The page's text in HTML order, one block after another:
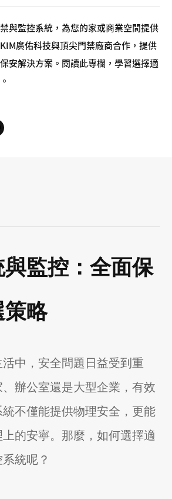
與監控系統，為您的家或商業空間提供
廣佑科技與頂尖門禁廠商合作，提供
安解決方案。閱讀此專欄，學習選擇適
與監控：全面保
策略
中，安全問題日益受到重
辦公室還是大型企業，有效
不僅能提供物理安全，更能
的安寧。那麼，如何選擇適
統呢？